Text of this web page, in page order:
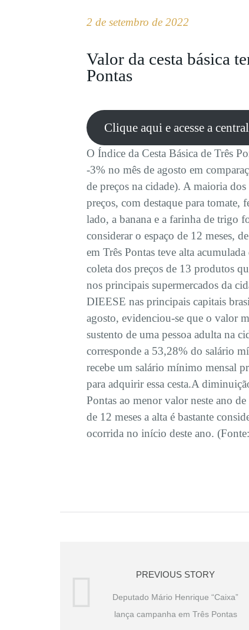
2 de setembro de 2022
Valor da cesta básica
Pontas
Clique aqui e acesse a
O Índice da Cesta Básica de Três
-3% no mês de agosto em
de preços na cidade). A maioria
preços, com destaque para tomate,
lado, a banana e a farinha de trigo
considerar o espaço de 12 meses,
em Três Pontas teve alta
coleta dos preços de 13 produtos
nos principais supermercados da
DIEESE nas principais capitais
agosto, evidenciou-se que o valor
sustento de uma pessoa adulta na
corresponde a 53,28% do salário
recebe um salário mínimo mensal
para adquirir essa cesta.A
Pontas ao menor valor neste ano
de 12 meses a alta é bastante
ocorrida no início deste ano.
PREVIOUS STORY
Deputado Mário Henrique “Caixa”
lança campanha em Três Pontas